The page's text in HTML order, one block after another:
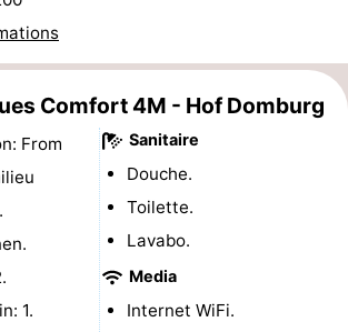
Comfort 4M - Hof Domburg
From
1.
Sanitaire
Douche.
Toilette.
Lavabo.
Media
Internet WiFi.